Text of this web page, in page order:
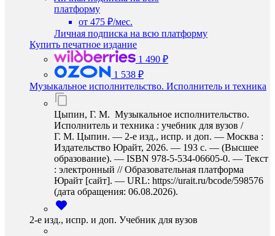
платформу
от 475 ₽/мес.
Личная подписка на всю платформу
Купить печатное издание
1 490 ₽
1 538 ₽
Музыкальное исполнительство. Исполнитель и техника
Цыпин, Г. М. Музыкальное исполнительство.
Исполнитель и техника : учебник для вузов /
Г. М. Цыпин. — 2-е изд., испр. и доп. — Москва :
Издательство Юрайт, 2026. — 193 с. — (Высшее
образование). — ISBN 978-5-534-06605-0. — Текст
: электронный // Образовательная платформа
Юрайт [сайт]. — URL: https://urait.ru/bcode/598576
(дата обращения: 06.08.2026).
2-е изд., испр. и доп. Учебник для вузов